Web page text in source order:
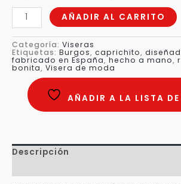
AÑADIR AL CARRITO
Categoría: Viseras
Etiquetas: Burgos, caprichito,
fabricado en España,hecho a mano,
bonita, Visera de moda
AÑADIR A LA LISTA DE
Descripción